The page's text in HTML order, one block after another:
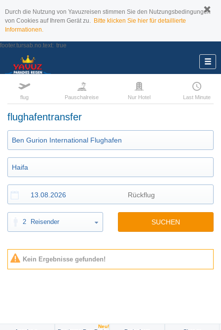
Durch die Nutzung von Yavuzreisen stimmen Sie den Nutzungsbedingungen
von Cookies auf Ihrem Gerät zu. Bitte klicken Sie hier für detaillierte
Informationen.
footer.tursab.no.text: true
flug Pauschalreise Nur Hotel Last Minute
flughafentransfer
2 Reisender SUCHEN
Kein Ergebnisse gefunden!
Neu!